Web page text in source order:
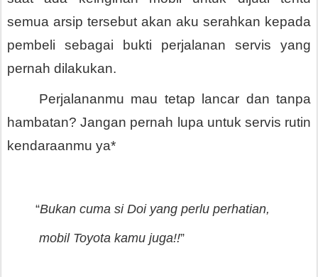
semua arsip tersebut akan aku serahkan kepada
pembeli sebagai bukti perjalanan servis yang
pernah dilakukan.
Perjalananmu mau tetap lancar dan tanpa
hambatan? Jangan pernah lupa untuk servis rutin
kendaraanmu ya*
“Bukan cuma si Doi yang perlu perhatian,
mobil Toyota kamu juga!!”